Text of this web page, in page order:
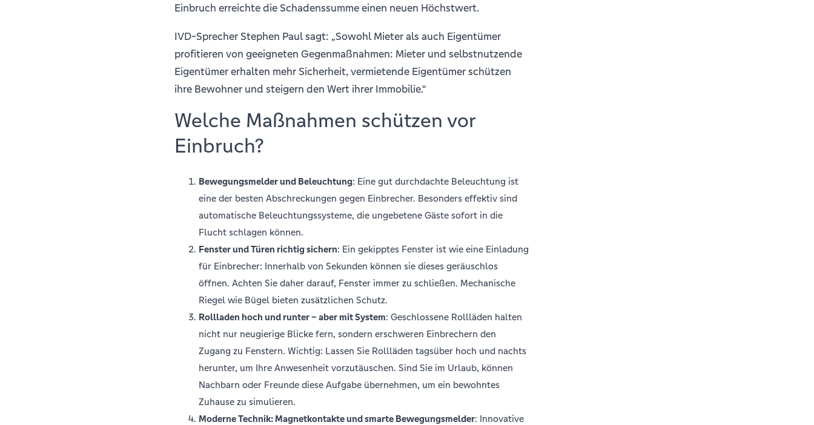
Einbruch erreichte die Schadenssumme einen neuen Höchstwert.
IVD-Sprecher Stephen Paul sagt: „Sowohl Mieter als auch Eigentümer
profitieren von geeigneten Gegenmaßnahmen: Mieter und selbstnutzende
Eigentümer erhalten mehr Sicherheit, vermietende Eigentümer schützen
ihre Bewohner und steigern den Wert ihrer Immobilie.“
Welche Maßnahmen schützen vor
Einbruch?
Bewegungsmelder und Beleuchtung: Eine gut durchdachte Beleuchtung ist
eine der besten Abschreckungen gegen Einbrecher. Besonders effektiv sind
automatische Beleuchtungssysteme, die ungebetene Gäste sofort in die
Flucht schlagen können.
Fenster und Türen richtig sichern: Ein gekipptes Fenster ist wie eine Einladung
für Einbrecher: Innerhalb von Sekunden können sie dieses geräuschlos
öffnen. Achten Sie daher darauf, Fenster immer zu schließen. Mechanische
Riegel wie Bügel bieten zusätzlichen Schutz.
Rollladen hoch und runter – aber mit System: Geschlossene Rollläden halten
nicht nur neugierige Blicke fern, sondern erschweren Einbrechern den
Zugang zu Fenstern. Wichtig: Lassen Sie Rollläden tagsüber hoch und nachts
herunter, um Ihre Anwesenheit vorzutäuschen. Sind Sie im Urlaub, können
Nachbarn oder Freunde diese Aufgabe übernehmen, um ein bewohntes
Zuhause zu simulieren.
Moderne Technik: Magnetkontakte und smarte Bewegungsmelder: Innovative